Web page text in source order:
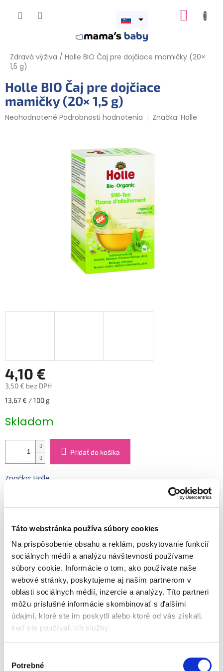
Táto webstránka používa súbory cookies
Na prispôsobenie obsahu a reklám, poskytovanie funkcií
sociálnych médií a analýzu návštevnosti používame
súbory cookie. Informácie o tom, ako používate naše
webové stránky, poskytujeme aj našim partnerom v
oblasti sociálnych médií, inzercie a analýzy. Títo partneri
môžu príslušné informácie skombinovať s ďalšími
údajmi, ktoré ste im poskytli alebo ktoré od vás získali,
keď ste používali ich služby.
súhlasu
Potrebné
Otvoriť
Zdravá výživa / Holle BIO Čaj pre dojčiace mamičky (20×
1,5 g)
Holle BIO Čaj pre dojčiace
mamičky (20× 1,5 g)
Priemerné
Neohodnotené Podrobnosti hodnotenia Značka:Holle
4,10 €
3,50 € bez DPH
Jednotková
13,67 € / 100 g
Skladom
Pridať do košíka
Značka: Holle
Kód: 110403
EAN:
7640161876941
Vlastnosti: BIO
Čaj určený pre tehotné a dojčiace mamičky.
Zloženie: Fenikel 30 %, aníz 30 %, rasca 30 %, citrónová
príchuť 10 %.
Distribútor:Baby-bio, s. r. o.
Detailné informácie
OPÝTAŤ SA STRÁŽIŤ